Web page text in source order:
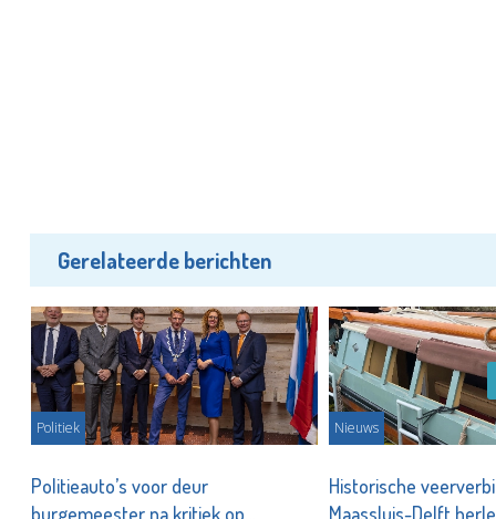
Gerelateerde berichten
Politiek
Politieauto’s voor deur
burgemeester na kritiek op
Nieuws
Historische
Maassluis-Delft